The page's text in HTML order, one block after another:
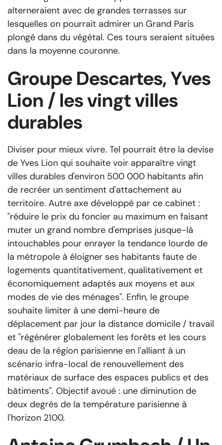
alterneraient avec de grandes terrasses sur
lesquelles on pourrait admirer un Grand Paris
plongé dans du végétal. Ces tours seraient situées
dans la moyenne couronne.
Groupe Descartes, Yves
Lion / les vingt villes
durables
Diviser pour mieux vivre. Tel pourrait être la devise
de Yves Lion qui souhaite voir apparaître vingt
villes durables d'environ 500 000 habitants afin
de recréer un sentiment d'attachement au
territoire. Autre axe développé par ce cabinet :
"réduire le prix du foncier au maximum en faisant
muter un grand nombre d'emprises jusque-là
intouchables pour enrayer la tendance lourde de
la métropole à éloigner ses habitants faute de
logements quantitativement, qualitativement et
économiquement adaptés aux moyens et aux
modes de vie des ménages". Enfin, le groupe
souhaite limiter à une demi-heure de
déplacement par jour la distance domicile / travail
et "régénérer globalement les forêts et les cours
deau de la région parisienne en l'alliant à un
scénario infra-local de renouvellement des
matériaux de surface des espaces publics et des
bâtiments". Objectif avoué : une diminution de
deux degrés de la température parisienne à
l'horizon 2100.